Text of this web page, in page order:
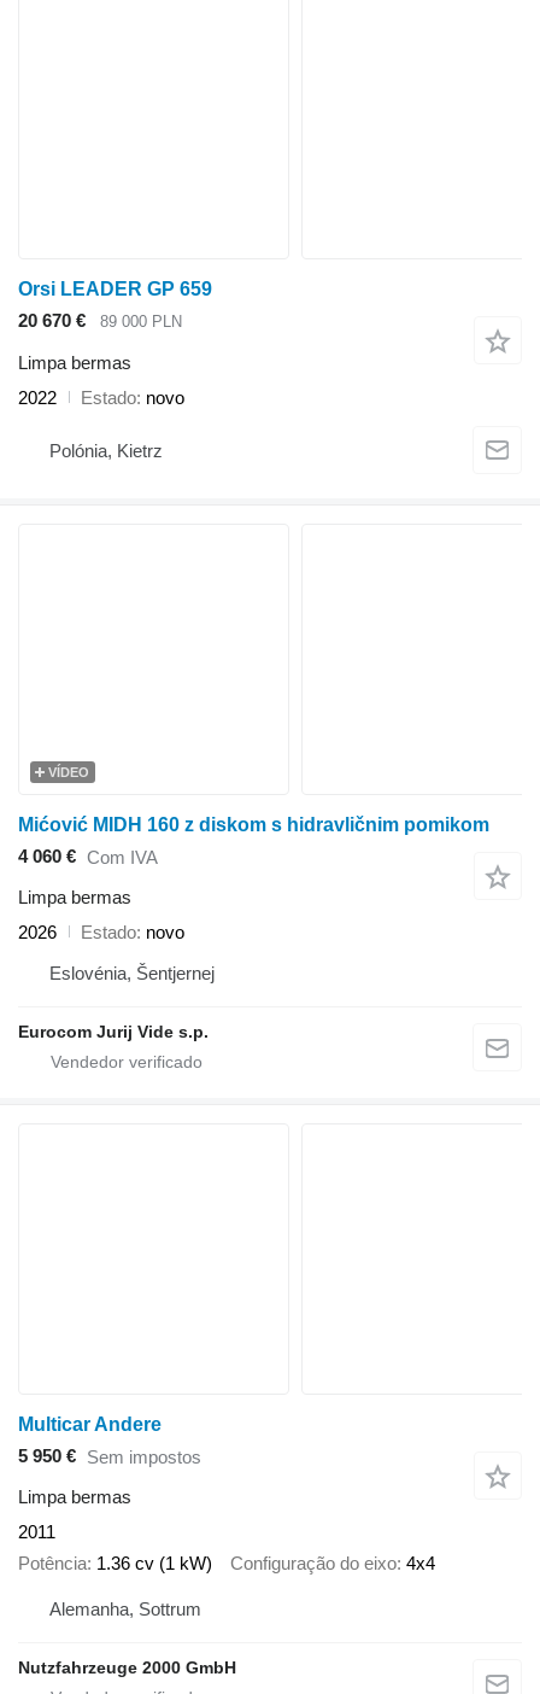
Orsi LEADER GP 659
20 670 €
89 000 PLN
Limpa bermas
2022
Estado novo
Polónia, Kietrz
VÍDEO
Mićović MIDH 160 z diskom s hidravličnim pomikom
4 060 € Com IVA
Limpa bermas
2026
Estado novo
Eslovénia, Šentjernej
Eurocom Jurij Vide s.p.
Multicar Andere
5 950 € Sem impostos
Limpa bermas
2011
Potência 1.36 cv (1 kW) Configuração do eixo 4x4
Alemanha, Sottrum
Nutzfahrzeuge 2000 GmbH